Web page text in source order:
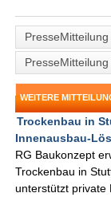
WEITERE
Trockenbau in
Innenausbau-
RG Baukonzept
Trockenbau in
unterstützt private